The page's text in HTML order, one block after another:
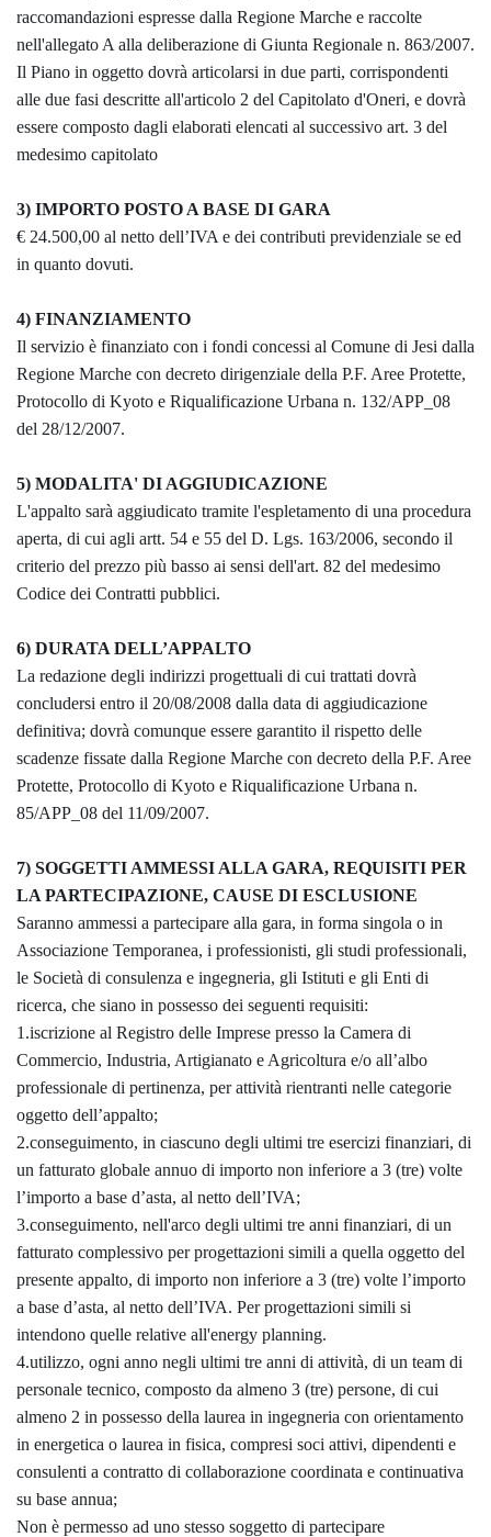
raccomandazioni espresse dalla Regione Marche e raccolte
nell'allegato A alla deliberazione di Giunta Regionale n. 863/2007.
Il Piano in oggetto dovrà articolarsi in due parti, corrispondenti
alle due fasi descritte all'articolo 2 del Capitolato d'Oneri, e dovrà
essere composto dagli elaborati elencati al successivo art. 3 del
medesimo capitolato
3) IMPORTO POSTO A BASE DI GARA
€ 24.500,00 al netto dell’IVA e dei contributi previdenziale se ed
in quanto dovuti.
4) FINANZIAMENTO
Il servizio è finanziato con i fondi concessi al Comune di Jesi dalla
Regione Marche con decreto dirigenziale della P.F. Aree Protette,
Protocollo di Kyoto e Riqualificazione Urbana n. 132/APP_08
del 28/12/2007.
5) MODALITA' DI AGGIUDICAZIONE
L'appalto sarà aggiudicato tramite l'espletamento di una procedura
aperta, di cui agli artt. 54 e 55 del D. Lgs. 163/2006, secondo il
criterio del prezzo più basso ai sensi dell'art. 82 del medesimo
Codice dei Contratti pubblici.
6) DURATA DELL’APPALTO
La redazione degli indirizzi progettuali di cui trattati dovrà
concludersi entro il 20/08/2008 dalla data di aggiudicazione
definitiva; dovrà comunque essere garantito il rispetto delle
scadenze fissate dalla Regione Marche con decreto della P.F. Aree
Protette, Protocollo di Kyoto e Riqualificazione Urbana n.
85/APP_08 del 11/09/2007.
7) SOGGETTI AMMESSI ALLA GARA, REQUISITI PER
LA PARTECIPAZIONE, CAUSE DI ESCLUSIONE
Saranno ammessi a partecipare alla gara, in forma singola o in
Associazione Temporanea, i professionisti, gli studi professionali,
le Società di consulenza e ingegneria, gli Istituti e gli Enti di
ricerca, che siano in possesso dei seguenti requisiti:
1.iscrizione al Registro delle Imprese presso la Camera di
Commercio, Industria, Artigianato e Agricoltura e/o all’albo
professionale di pertinenza, per attività rientranti nelle categorie
oggetto dell’appalto;
2.conseguimento, in ciascuno degli ultimi tre esercizi finanziari, di
un fatturato globale annuo di importo non inferiore a 3 (tre) volte
l’importo a base d’asta, al netto dell’IVA;
3.conseguimento, nell'arco degli ultimi tre anni finanziari, di un
fatturato complessivo per progettazioni simili a quella oggetto del
presente appalto, di importo non inferiore a 3 (tre) volte l’importo
a base d’asta, al netto dell’IVA. Per progettazioni simili si
intendono quelle relative all'energy planning.
4.utilizzo, ogni anno negli ultimi tre anni di attività, di un team di
personale tecnico, composto da almeno 3 (tre) persone, di cui
almeno 2 in possesso della laurea in ingegneria con orientamento
in energetica o laurea in fisica, compresi soci attivi, dipendenti e
consulenti a contratto di collaborazione coordinata e continuativa
su base annua;
Non è permesso ad uno stesso soggetto di partecipare